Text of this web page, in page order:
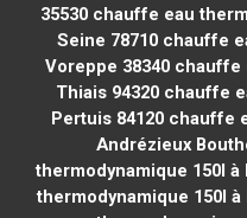
35530chauffe eau
Seine 78710 chauffe
Voreppe 38340 chauffe
Thiais 94320 chauffe
Pertuis 84120 chauffe
Andrézieux
thermodynamique 150l à
thermodynamique 150l à